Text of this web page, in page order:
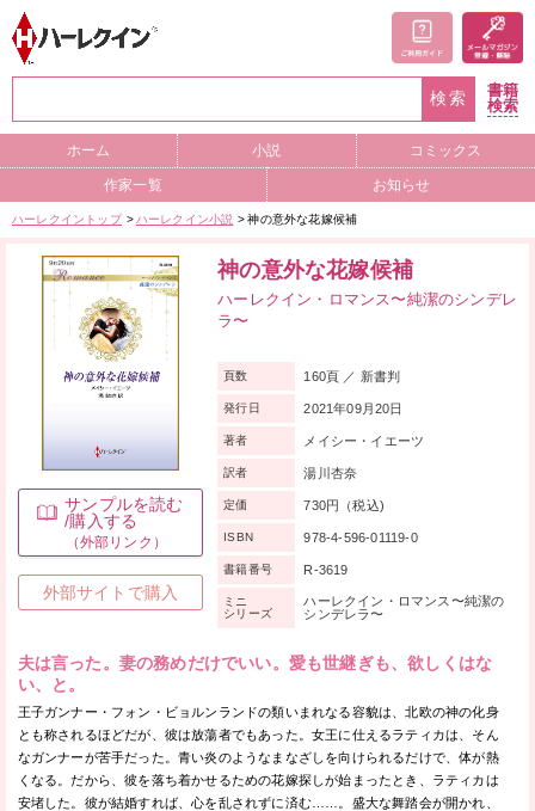
検索
書籍
検索
ホーム 小説 コミックス
作家一覧 お知らせ
ハーレクイントップ ハーレクイン小説 神の意外な花嫁候補
サンプルを読む
/購入する
（外部リンク）
外部サイトで購入
神の意外な花嫁候補
ハーレクイン・ロマンス〜純潔のシンデレ
ラ〜
夫は言った。妻の務めだけでいい。愛も世継ぎも、欲しくはな
い、と。
王子ガンナー・フォン・ビョルンランドの類いまれなる容貌は、北欧の神の化身
とも称されるほどだが、彼は放蕩者でもあった。女王に仕えるラティカは、そん
なガンナーが苦手だった。青い炎のようなまなざしを向けられるだけで、体が熱
くなる。だから、彼を落ち着かせるための花嫁探しが始まったとき、ラティカは
安堵した。彼が結婚すれば、心を乱されずに済む……。盛大な舞踏会が開かれ、
頁数 160頁 ／ 新書判
発行日 2021年09月20日
著者 メイシー・イエーツ
訳者 湯川杏奈
定価 730円（税込)
ISBN 978-4-596-01119-0
書籍番号 R-3619
ミニ
シリーズ
ハーレクイン・ロマンス〜純潔の
シンデレラ〜